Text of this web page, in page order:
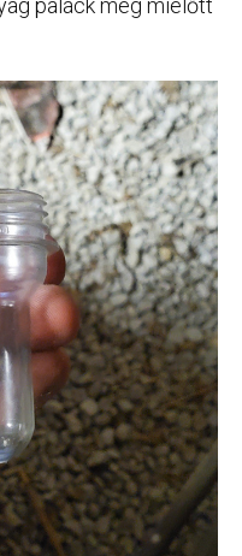
palack még mielőtt